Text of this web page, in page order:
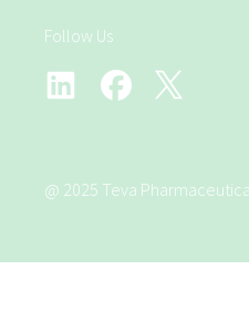
Follow Us
@ 2025 Teva